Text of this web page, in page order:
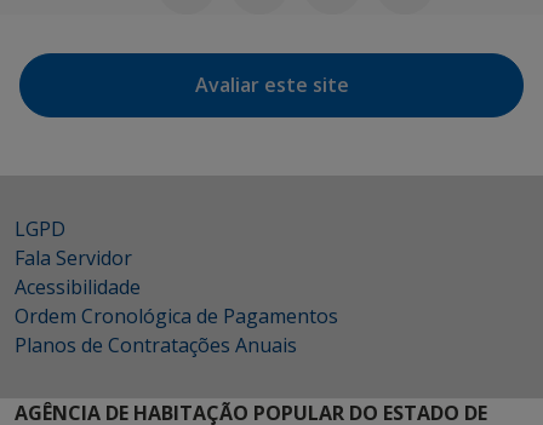
Avaliar este site
LGPD
Fala Servidor
Acessibilidade
Ordem Cronológica de Pagamentos
Planos de Contratações Anuais
AGÊNCIA DE HABITAÇÃO POPULAR DO ESTADO DE